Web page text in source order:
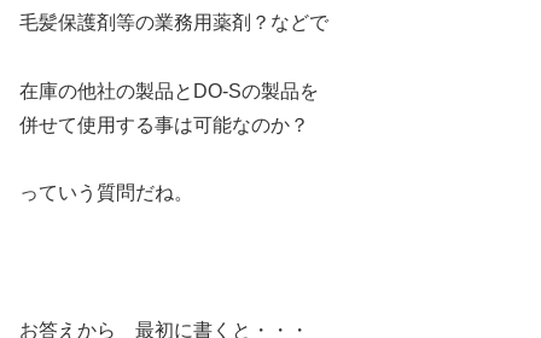
毛髪保護剤等の業務用薬剤？などで
在庫の他社の製品とDO-Sの製品を
併せて使用する事は可能なのか？
っていう質問だね。
お答えから 最初に書くと・・・